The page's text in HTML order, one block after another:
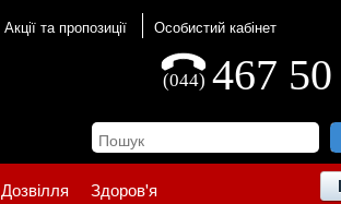
Акції та пропозиції Особистий кабінет
467
(044)
Дозвілля Здоров'я